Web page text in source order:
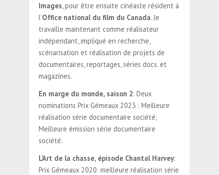
Images, pour être ensuite cinéaste résident à
l’Office national du film du Canada. Je
travaille maintenant comme réalisateur
indépendant, impliqué en recherche,
scénarisation et réalisation de projets de
documentaires, reportages, séries docs. et
magazines.
En marge du monde, saison 2: Deux
nominations Prix Gémeaux 2023 : Meilleure
réalisation série documentaire société;
Meilleure émission série documentaire
société.
L’Art de la chasse, épisode Chantal Harvey:
Prix Gémeaux 2020: meilleure réalisation série